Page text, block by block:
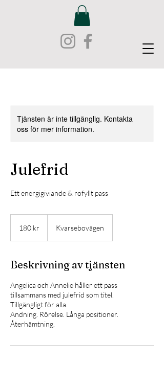
Tjänsten är inte tillgänglig. Kontakta
oss för mer information.
Julefrid
Ett energigiviande & rofyllt pass
kronor180 kr Kvarsebovägen
Beskrivning av tjänsten
Angelica och Annelie håller ett pass
tillsammans med julefrid som titel.
Tillgängligt för alla.
Andning. Rörelse. Långa positioner.
Återhämtning.